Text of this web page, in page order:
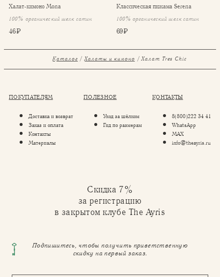
Халат-кимоно Mona
100% органический шелк сатин
46 ₽
Классическая пижама Serena
100% органический шелк сатин
69 ₽
Каталог Халаты и кимоно Халат Tres Chic
ПОКУПАТЕЛЯМ
Доставка и возврат
Заказ и оплата
Контакты
Материалы
ПОЛЕЗНОЕ
Уход за шёлком
Гид по размерам
КОНТАКТЫ
8(800)222 34 41
WhatsApp
MAX
info@theayris.ru
Скидка 7%
за регистрацию
в закрытом клубе The Ayris
Подпишитесь, чтобы получить приветственную
скидку на первый заказ.